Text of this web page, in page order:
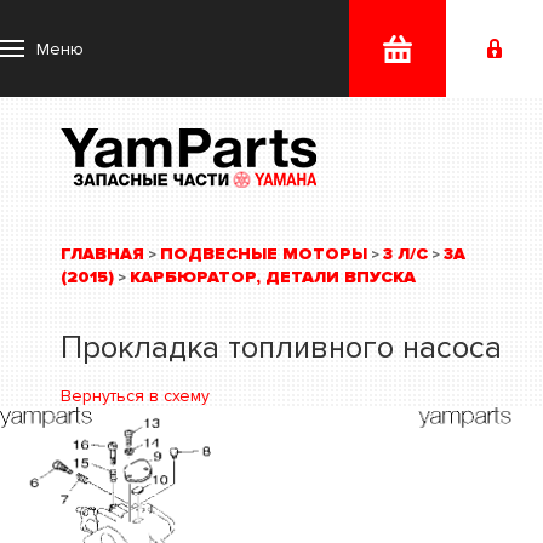
Меню
ГЛАВНАЯ > ПОДВЕСНЫЕ МОТОРЫ > 3 Л/С > 3A
(2015) > КАРБЮРАТОР, ДЕТАЛИ ВПУСКА
Прокладка топливного насоса
Вернуться в схему